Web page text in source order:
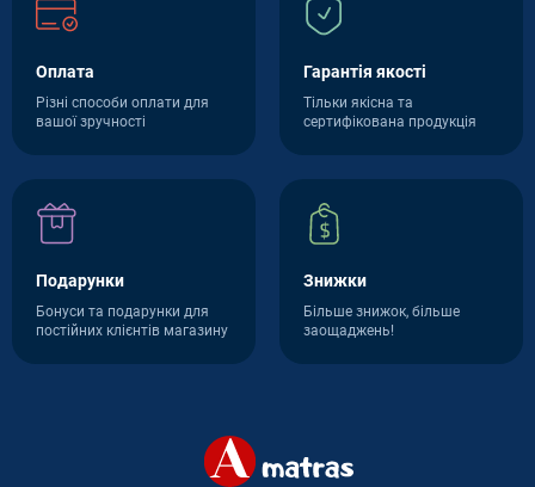
Оплата
Різні способи оплати для
вашої зручності
Гарантія якості
Тільки якісна та
сертифікована продукція
Подарунки
Бонуси та подарунки для
постійних клієнтів магазину
Знижки
Більше знижок, більше
заощаджень!